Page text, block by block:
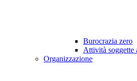
Burocrazia zero
Attività soggette
Organizzazione